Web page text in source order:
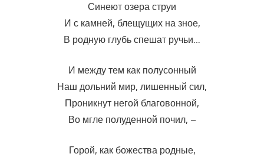
Синеют озера струи
И с камней, блещущих на зное,
В родную глубь спешат ручьи…
И между тем как полусонный
Наш дольний мир, лишенный сил,
Проникнут негой благовонной,
Во мгле полуденной почил, –
Горой, как божества родные,